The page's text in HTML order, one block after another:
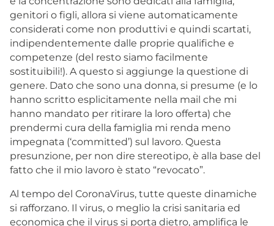
genitori o figli, allora si viene automaticamente
considerati come non produttivi e quindi scartati,
indipendentemente dalle proprie qualifiche e
competenze (del resto siamo facilmente
sostituibili!). A questo si aggiunge la questione di
genere. Dato che sono una donna, si presume (e lo
hanno scritto esplicitamente nella mail che mi
hanno mandato per ritirare la loro offerta) che
prendermi cura della famiglia mi renda meno
impegnata (‘committed’) sul lavoro. Questa
presunzione, per non dire stereotipo, è alla base del
fatto che il mio lavoro è stato “revocato”.
Al tempo del CoronaVirus, tutte queste dinamiche
si rafforzano. Il virus, o meglio la crisi sanitaria ed
economica che il virus si porta dietro, amplifica le